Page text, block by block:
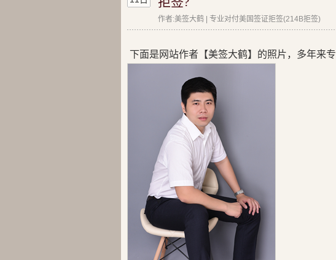
作者:美签大鹤 | 专业对付美国签证拒签(214B拒签)
下面是网站作者【美签大鹤】的照片，多年来